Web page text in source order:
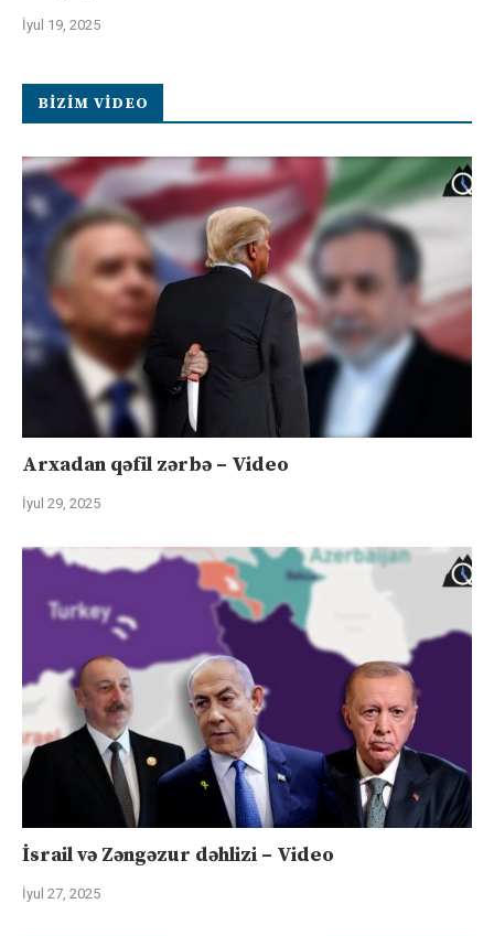
İyul 19, 2025
BIZIM VIDEO
Arxadan qəfil zərbə – Video
İyul 29, 2025
İsrail və Zəngəzur dəhlizi – Video
İyul 27, 2025